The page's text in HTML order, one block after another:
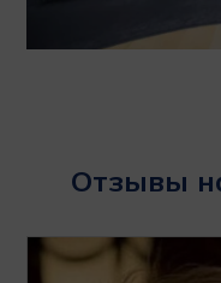
Отзывы